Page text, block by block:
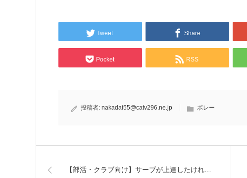
Tweet Share
Pocket RSS
投稿者: nakadai55@catv296.ne.jp ボレー
【部活・クラブ向け】サーブが上達したけれ…